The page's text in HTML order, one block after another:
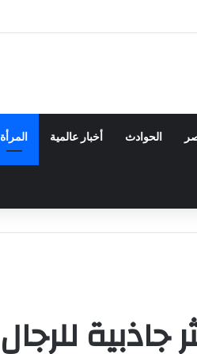
تعرف التنافس ولا تعرف الصراعات
الحوادث أخبار عالمية المرأة
جاذبية للرجال